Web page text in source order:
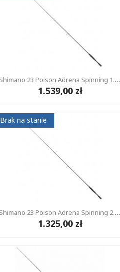
Shimano 23 Poison Adrena Spinning 1.98m 3-10g 1+1
1.539,00 zł
Brak na stanie
Shimano 23 Poison Adrena Spinning 2.08m 2-12g 2cz
1.325,00 zł